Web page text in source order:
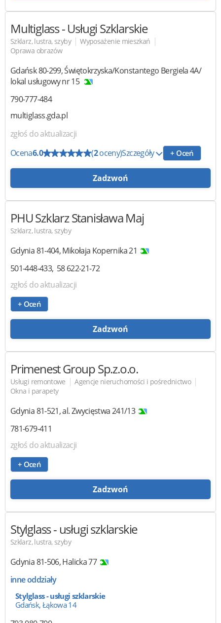
Multiglass- Usługi Szklarskie
Szklarz, lustra, szyby | Wyposażenie mieszkań |
Oprawa obrazów
Gdańsk80-299,Świętokrzyska/Konstantego Bergiela 4A/
lokal usługowy nr 15
790-777-484
multiglass.gda.pl
zgłoś do aktualizacji
Ocena6.0 (2oceny)Szczegóły + Oceń
Zadzwoń
PHU Szklarz Stanisława Maj
Szklarz, lustra, szyby
Gdynia81-404,Mikołaja Kopernika 21
501-448-433 58 622-21-72
zgłoś do aktualizacji
+ Oceń
Zadzwoń
Primenest GroupSp.z.o.o.
Usługi remontowe | Agencje nieruchomości i pośrednictwo |
Okna i parapety
Gdynia81-521,al. Zwycięstwa 241/13
781-679-411
zgłoś do aktualizacji
+ Oceń
Zadzwoń
Stylglass- usługi szklarskie
Szklarz, lustra, szyby
Gdynia81-506,Halicka 77
inne oddziały
Stylglass - usługi szklarskie
Gdańsk, Łąkowa 14